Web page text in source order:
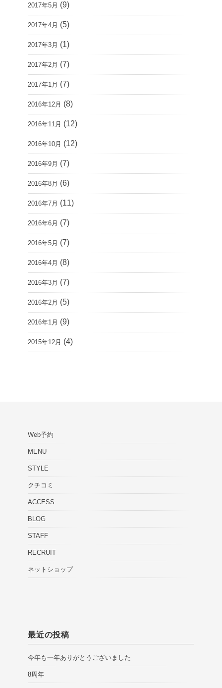
2017年5月 (9)
2017年4月 (5)
2017年3月 (1)
2017年2月 (7)
2017年1月 (7)
2016年12月 (8)
2016年11月 (12)
2016年10月 (12)
2016年9月 (7)
2016年8月 (6)
2016年7月 (11)
2016年6月 (7)
2016年5月 (7)
2016年4月 (8)
2016年3月 (7)
2016年2月 (5)
2016年1月 (9)
2015年12月 (4)
Web予約
MENU
STYLE
クチコミ
ACCESS
BLOG
STAFF
RECRUIT
ネットショップ
最近の投稿
今年も一年ありがとうございました
8周年